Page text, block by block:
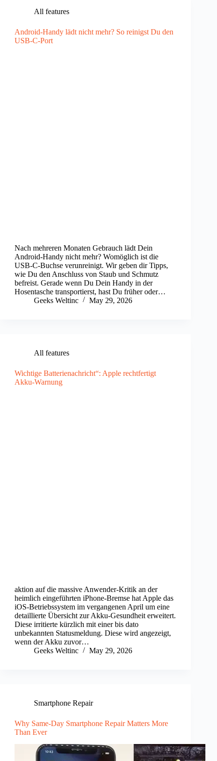
All features
Android-Handy lädt nicht mehr? So reinigst Du den
USB-C-Port
Nach mehreren Monaten Gebrauch lädt Dein
Android-Handy nicht mehr? Womöglich ist die
USB-C-Buchse verunreinigt. Wir geben dir Tipps,
wie Du den Anschluss von Staub und Schmutz
befreist. Gerade wenn Du Dein Handy in der
Hosentasche transportierst, hast Du früher oder…
Geeks Weltinc
May 29, 2026
All features
Wichtige Batterienachricht“: Apple rechtfertigt
Akku-Warnung
aktion auf die massive Anwender-Kritik an der
heimlich eingeführten iPhone-Bremse hat Apple das
iOS-Betriebssystem im vergangenen April um eine
detaillierte Übersicht zur Akku-Gesundheit erweitert.
Diese irritierte kürzlich mit einer bis dato
unbekannten Statusmeldung. Diese wird angezeigt,
wenn der Akku zuvor…
Geeks Weltinc
May 29, 2026
Smartphone Repair
Why Same-Day Smartphone Repair Matters More
Than Ever